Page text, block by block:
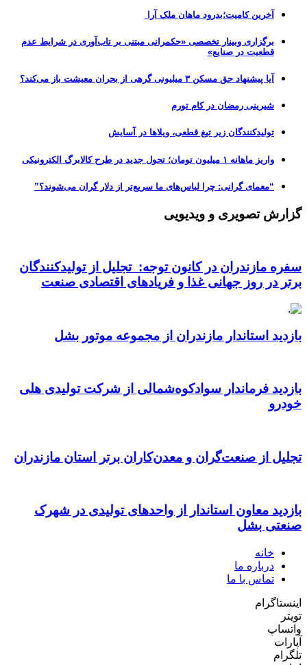
آخرین کامیت؛بدرود ماهان ملک آرا
برگزاری وبینار تخصصی «حکمرانی مبتنی بر تاب‌آوری در شرایط عدم
قطعیت در صنایع»
آیا پیشنهاد حق مسکن ۳ میلیونی گرهی از بحران معیشت باز می‌کند؟
شیرینی رمضان در کام تورم
تولیدکنندگان زیر تیغ قطعی، ویلاها در آسایش
واریز ماهانه ۱ میلیون تومان؛ تحول جدید در طرح کالابرگ الکترونیکی
“معمای گرانی: چرا لباس‌های ما سریع‌تر از دلار گران می‌شوند؟”
گزارش تصویری و ویدیویی
سفره مازندران در کانون توجه: تجلیل از تولیدکنندگان
برتر در روز جهانی غذا و فریادهای اقتصادی صنعت
بازدید استاندار مازندران از مجموعه موتور بشل
بازدید فرماندار سوادکوه‌شمالی از شرکت تولیدی هلی
خودرو
تجلیل از صنعت‌گران و معدن‌کاران برتر استان مازندران
بازدید معاون استاندار از واحدهای تولیدی در شهرک
صنعتی بشل
خانه
درباره ما
تماس با ما
اینستاگرام
تویتر
واتساپ
آپارات
تلگرام